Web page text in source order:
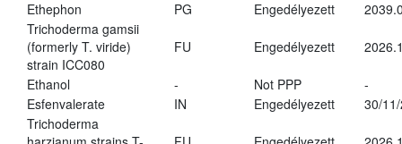
Ethephon
PG Engedélyezett
Trichoderma gamsii
(formerly T. viride)
strain ICC080
FU Engedélyezett
Ethanol - Not PPP
-
Esfenvalerate
IN Engedélyezett
30/
Trichoderma